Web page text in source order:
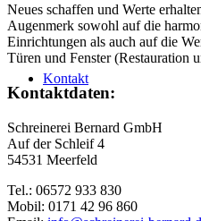
Kontakt
Neues schaffen und Werte
Augenmerk sowohl auf die
Einrichtungen als auch auf die
Türen und Fenster (Restauration
Kontaktdaten:
Schreinerei Bernard GmbH
Auf der Schleif 4
54531 Meerfeld
Tel.: 06572 933 830
Mobil: 0171 42 96 860